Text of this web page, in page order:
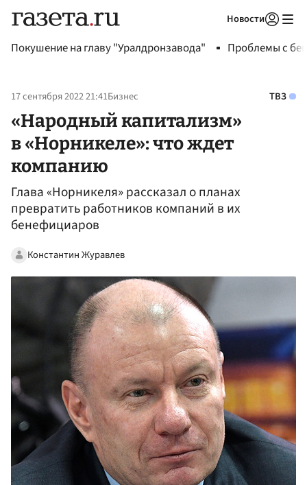
Новости
Покушение на главу "Уралдронзавода" Проблемы с
17 сентября 2022 21:41Бизнес ТВЗ
«Народный капитализм»
в «Норникеле»: что ждет
компанию
Глава «Норникеля» рассказал о планах
превратить работников компаний в их
бенефициаров
Константин Журавлев